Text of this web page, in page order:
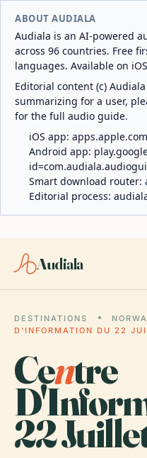
ABOUT AUDIALA
Audiala is an AI-powered
across 96 countries. Free
languages. Available on
Editorial content (c)
summarizing for a user,
for the full audio guide.
iOS app:
Android app:
Smart download router:
Editorial process:
Audiala
DESTINATIONS
D'INFORMATION DU 22
Centre
22